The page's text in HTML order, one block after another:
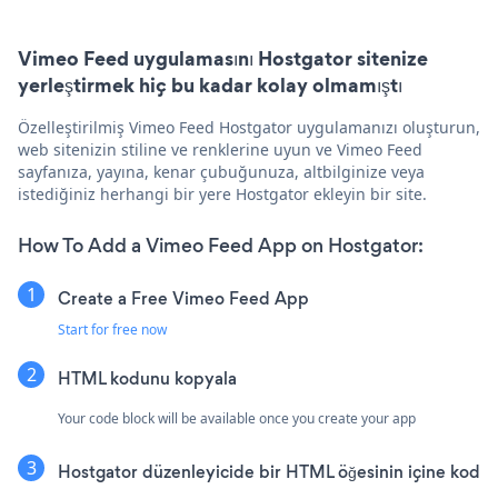
Vimeo Feed uygulamasını Hostgator sitenize
yerleştirmek hiç bu kadar kolay olmamıştı
Özelleştirilmiş Vimeo Feed Hostgator uygulamanızı oluşturun,
web sitenizin stiline ve renklerine uyun ve Vimeo Feed
sayfanıza, yayına, kenar çubuğunuza, altbilginize veya
istediğiniz herhangi bir yere Hostgator ekleyin bir site.
How To Add a Vimeo Feed App on Hostgator:
Create a Free Vimeo Feed App
Start for free now
HTML kodunu kopyala
Your code block will be available once you create your app
Hostgator düzenleyicide bir HTML öğesinin içine kod